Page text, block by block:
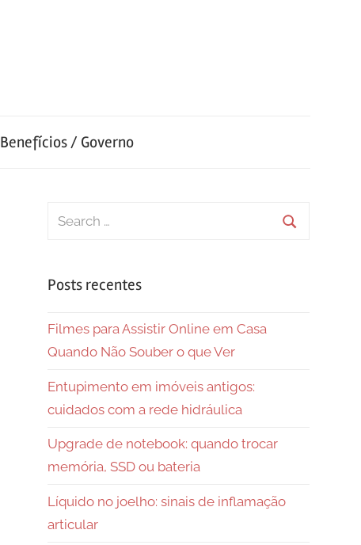
Benefícios / Governo
Search
Posts recentes
Filmes para Assistir Online em Casa
Quando Não Souber o que Ver
Entupimento em imóveis antigos:
cuidados com a rede hidráulica
Upgrade de notebook: quando trocar
memória, SSD ou bateria
Líquido no joelho: sinais de inflamação
articular